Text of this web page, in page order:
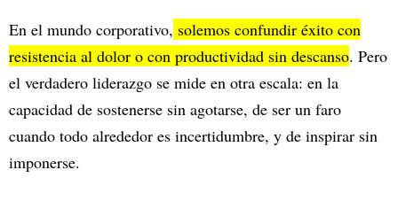
En el mundo corporativo, solemos confundir éxito con
resistencia al dolor o con productividad sin descanso. Pero
el verdadero liderazgo se mide en otra escala: en la
capacidad de sostenerse sin agotarse, de ser un faro
cuando todo alrededor es incertidumbre, y de inspirar sin
imponerse.